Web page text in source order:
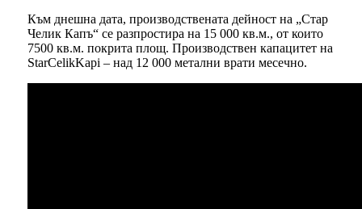
Към днешна дата, производствената дейност на „Стар
Челик Капъ“ се разпростира на 15 000 кв.м., от които
7500 кв.м. покрита площ. Производствен капацитет на
StarCelikKapi – над 12 000 метални врати месечно.